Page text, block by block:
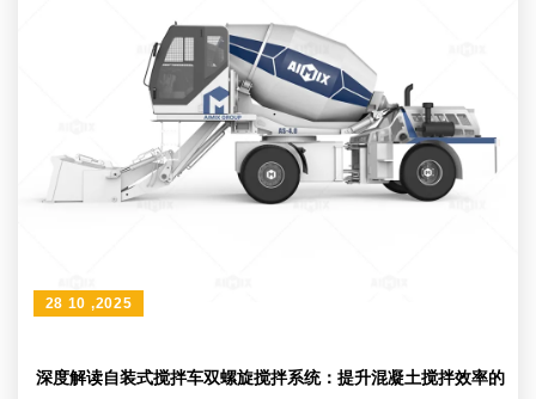
深度解读自装式搅拌车双螺旋搅拌系统：提升混凝土搅拌效率的
28 10 ,2025